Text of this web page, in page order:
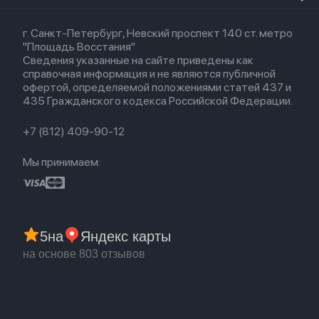
Airpods (1-е)
EarPods
Политика конфиденциальности
Оплата и доставка
Партнерская программа
Гарантия
Обмен и возврат
Бонусы
Новые поступления
Популярное
Акции
г. Санкт-Петербург, Невский проспект 140 ст. метро
"Площадь Восстания"
Сведения указанные на сайте приведены как
справочная информация и не являются публичной
офертой, определяемой положениями статей 437 и
435 Гражданского кодекса Российской Федерации.
+7 (812) 409-90-12
Мы принимаем:
5на Яндекс карты
на основе 803 отзывов